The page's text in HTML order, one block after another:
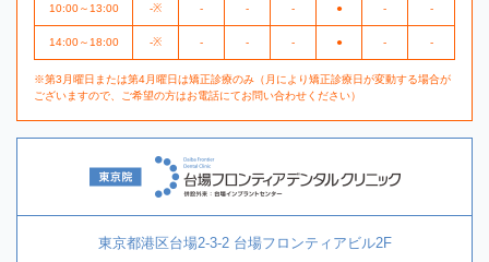
10:00～13:00 -※ - - - ● - -
14:00～18:00 -※ - - - ● - -
※第3月曜日または第4月曜日は矯正診療のみ（月により矯正診療日が変動する場合が
ございますので、ご希望の方はお電話にてお問い合わせください）
東京都港区台場2-3-2 台場フロンティアビル2F